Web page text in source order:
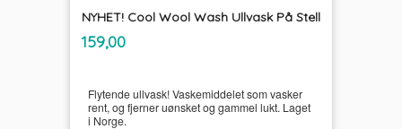
NYHET! Cool Wool Wash Ullvask På Stell
Pris
159,00mva.
Flytende ullvask! Vaskemiddelet som vasker
rent, og fjerner uønsket og gammel lukt. Laget
i Norge.